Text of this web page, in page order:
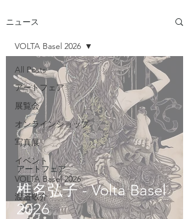
ニュース
All Posts
アートフェア
展覧会
オンラインショップ
写真展
イベント
VOLTA Basel 2026
渡邉敬介
VOLTA Basel 2026
椎名弘子 - Volta Basel
2026
アートフェア